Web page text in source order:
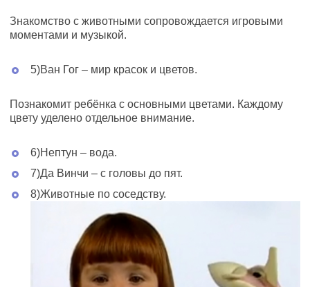
Знакомство с животными сопровождается игровыми
моментами и музыкой.
5)Ван Гог – мир красок и цветов.
Познакомит ребёнка с основными цветами. Каждому
цвету уделено отдельное внимание.
6)Нептун – вода.
7)Да Винчи – с головы до пят.
8)Животные по соседству.